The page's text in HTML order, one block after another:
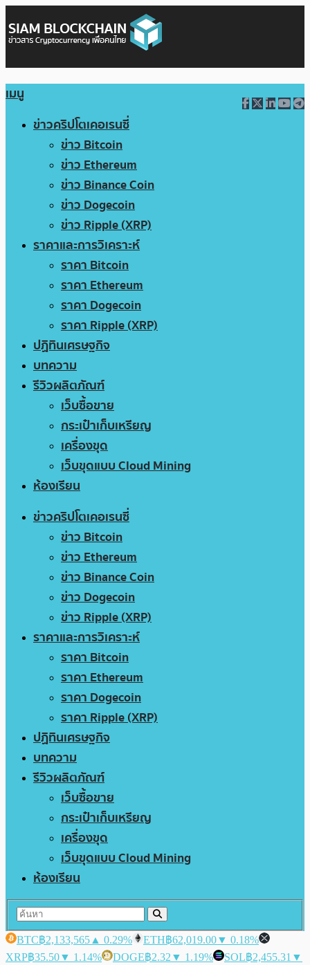
เมนู
ข่าวคริปโตเคอเรนซี่
ข่าว Bitcoin
ข่าว Ethereum
ข่าว Binance Coin
ข่าว Dogecoin
ข่าว Ripple (XRP)
ราคาและการวิเคราะห์
ราคา Bitcoin
ราคา Ethereum
ราคา Dogecoin
ราคา Ripple (XRP)
ปฏิทินเศรษฐกิจ
บทความ
รีวิวผลิตภัณฑ์
เว็บซื้อขาย
กระเป๋าเก็บเหรียญ
เครื่องขุด
เว็บขุดแบบ Cloud Mining
ห้องเรียน
ข่าวคริปโตเคอเรนซี่
ข่าว Bitcoin
ข่าว Ethereum
ข่าว Binance Coin
ข่าว Dogecoin
ข่าว Ripple (XRP)
ราคาและการวิเคราะห์
ราคา Bitcoin
ราคา Ethereum
ราคา Dogecoin
ราคา Ripple (XRP)
ปฏิทินเศรษฐกิจ
บทความ
รีวิวผลิตภัณฑ์
เว็บซื้อขาย
กระเป๋าเก็บเหรียญ
เครื่องขุด
เว็บขุดแบบ Cloud Mining
ห้องเรียน
BTC฿2,133,565 ▲ 0.29% ETH฿62,019.00▼ 0.18%
XRP฿35.50▼ 1.14% DOGE฿2.32 ▼ 1.19% SOL฿2,455.31 ▼